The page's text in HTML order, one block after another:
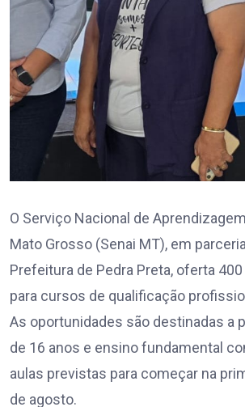
O Serviço Nacional de
Mato Grosso (Senai MT), em
Prefeitura de Pedra Preta, oferta
para cursos de qualificação
As oportunidades são destinadas a
de 16 anos e ensino fundamental
aulas previstas para começar na
de agosto.